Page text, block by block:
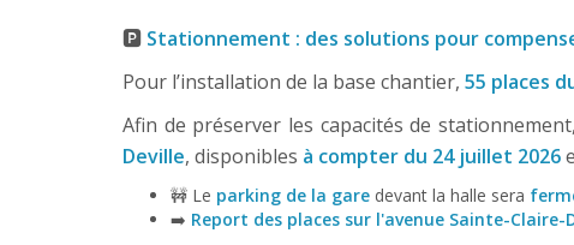
🅿️ Stationnement : des solutions pour
Pour l’installation de la base chantier, 55 places
Afin de préserver les capacités de
Deville, disponibles à compter du 24 juillet 2026
🚧 Le parking de la gare devant la halle sera
➡️ Report des places sur l'avenue Sainte-Claire-